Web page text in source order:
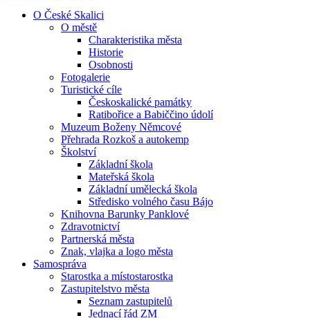
O České Skalici
O městě
Charakteristika města
Historie
Osobnosti
Fotogalerie
Turistické cíle
Českoskalické památky
Ratibořice a Babiččino údolí
Muzeum Boženy Němcové
Přehrada Rozkoš a autokemp
Školství
Základní škola
Mateřská škola
Základní umělecká škola
Středisko volného času Bájo
Knihovna Barunky Panklové
Zdravotnictví
Partnerská města
Znak, vlajka a logo města
Samospráva
Starostka a místostarostka
Zastupitelstvo města
Seznam zastupitelů
Jednací řád ZM